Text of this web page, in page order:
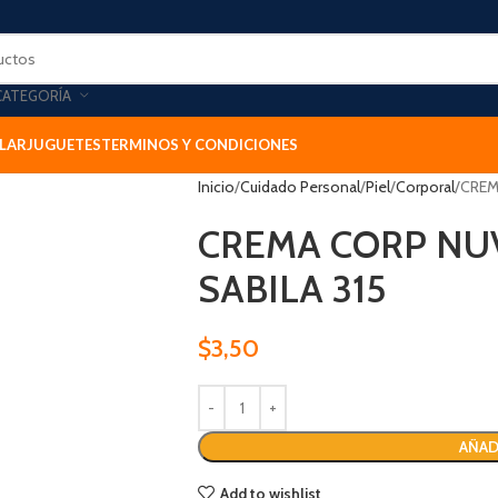
JUGUETESTERMINOS Y CONDICIONES
Inicio Cuidado Personal Piel Corporal
CREMA CORP
SABILA 315
$3,50
Add to wishlist